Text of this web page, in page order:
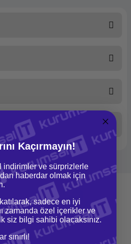
Yorum Yaz
henüz soru sorulmamış.
Soru Sor
İade ve Değişim
Kolay iade ve değişim imkanı
Kaçırmayın!
indirimler ve sürprizlerle
haberdar olmak için
sadece en iyi
zamanda özel içerikler ve
siz bilgi sahibi olacaksınız.
sınırlı!